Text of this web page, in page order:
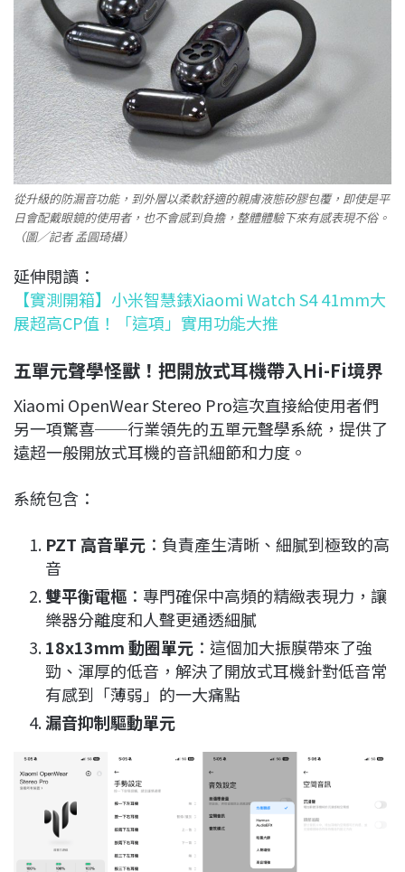
從升級的防漏音功能，到外層以柔軟舒適的親膚液態矽膠包覆，即使是平
日會配戴眼鏡的使用者，也不會感到負擔，整體體驗下來有感表現不俗。
（圖／記者 孟圓琦攝）
延伸閱讀：
【實測開箱】小米智慧錶Xiaomi Watch S4 41mm大
展超高CP值！「這項」實用功能大推
五單元聲學怪獸！把開放式耳機帶入Hi-Fi境界
Xiaomi OpenWear Stereo Pro這次直接給使用者們
另一項驚喜──行業領先的五單元聲學系統，提供了
遠超一般開放式耳機的音訊細節和力度。
系統包含：
PZT 高音單元 ：負責產生清晰、細膩到極致的高
音
雙平衡電樞 ：專門確保中高頻的精緻表現力，讓
樂器分離度和人聲更通透細膩
18x13mm動圈單元 ：這個加大振膜帶來了強
勁、渾厚的低音，解決了開放式耳機針對低音常
有感到「薄弱」的一大痛點
漏音抑制驅動單元